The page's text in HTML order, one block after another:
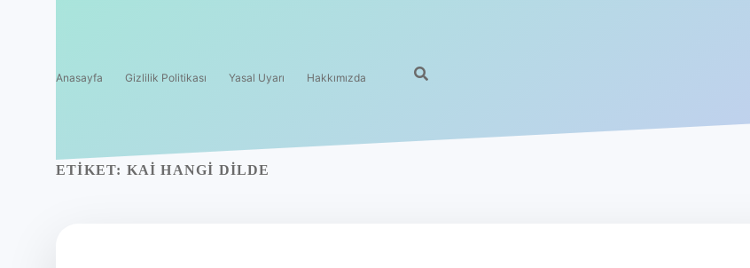
Anasayfa Gizlilik Politikası Yasal Uyarı Hakkımızda
ETIKET: KAI HANGI DILDE